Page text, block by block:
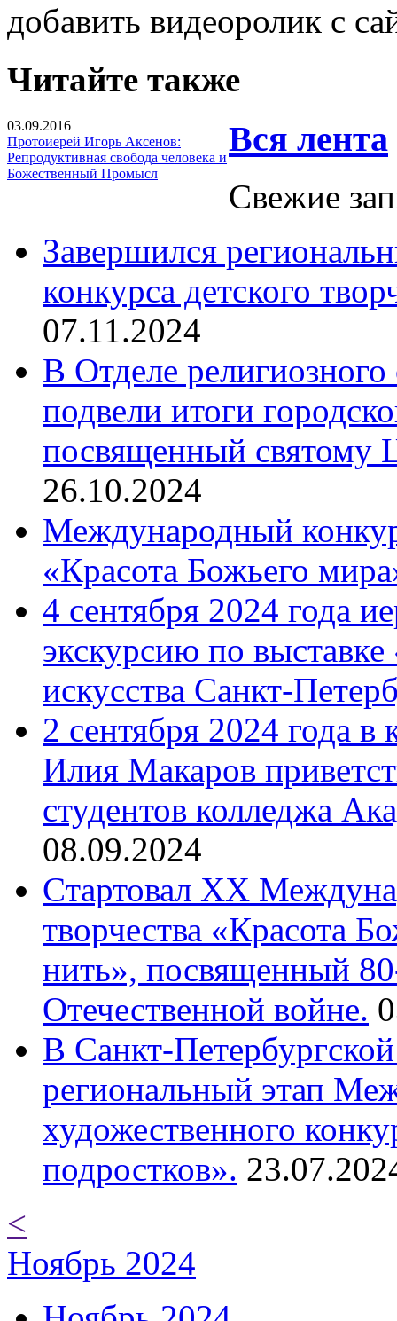
добавить видеоролик с
Читайте также
03.09.2016
Протоиерей Игорь Аксенов:
Репродуктивная свобода человека и
Божественный Промысл
Вся лента
Свежие
Завершился
конкурса детского
07.11.2024
В Отделе религиозного
подвели итоги
посвященный святому
26.10.2024
Международный
«Красота Божьего
4 сентября 2024 года
экскурсию по
искусства Санкт-
2 сентября 2024 года
Илия Макаров
студентов колледжа
08.09.2024
Cтартовал XX
творчества «Красота
нить», посвященный
Отечественной войне.
В Санкт-
региональный этап
художественного
подростков».
<
Ноябрь 2024